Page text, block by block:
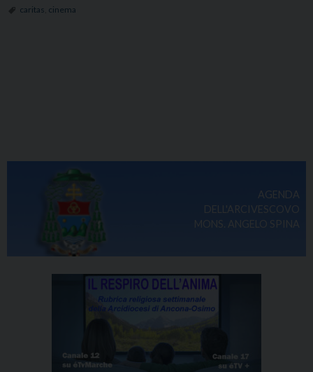
caritas cinema
AGENDA
DELL'ARCIVESCOVO
MONS. ANGELO SPINA